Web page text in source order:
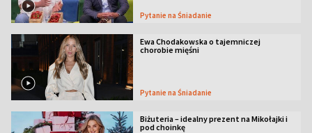
Pytanie na Śniadanie
Ewa Chodakowska o tajemniczej
chorobie mięśni
Pytanie na Śniadanie
Biżuteria – idealny prezent na Mikołajki i
pod choinkę